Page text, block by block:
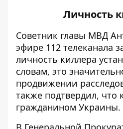
Личность
Советник главы МВД
эфире 112 телеканала
личность киллера
словам, это
продвижении
также подтвердил, что
гражданином Украины.